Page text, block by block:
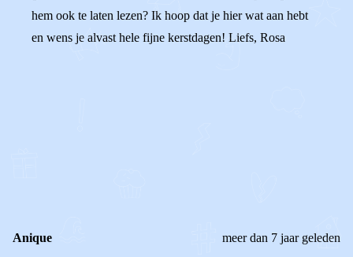
hem ook te laten lezen? Ik hoop dat je hier wat aan hebt
en wens je alvast hele fijne kerstdagen! Liefs, Rosa
Anique meer dan 7 jaar geleden